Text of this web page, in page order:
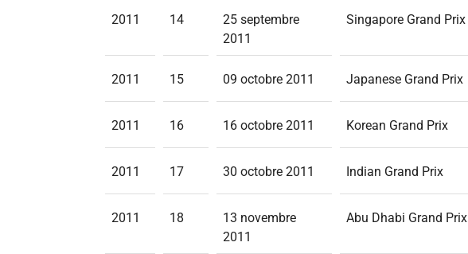
2011 14
25 septembre
2011
Singapore Grand Prix
2011 15 09 octobre 2011 Japanese Grand Prix
2011 16 16 octobre 2011 Korean Grand Prix
2011 17 30 octobre 2011 Indian Grand Prix
2011 18
13 novembre
2011
Abu Dhabi Grand Prix